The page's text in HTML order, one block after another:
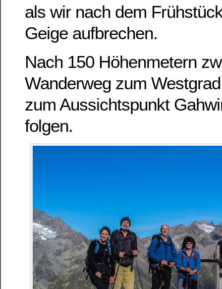
als wir nach dem
Geige aufbrechen.
Nach 150 Höhenmetern
Wanderweg zum
zum Aussichtspunkt
folgen.